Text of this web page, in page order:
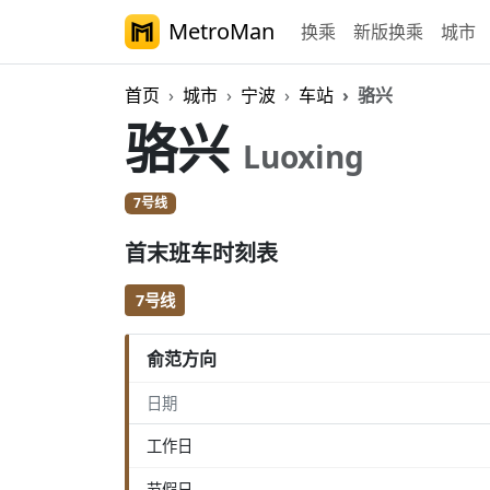
MetroMan 换乘 新版换乘 城市
首页 城市 宁波 车站 骆兴
骆兴 Luoxing
7号线
首末班车时刻表
7号线
俞范方向
日期
工作日